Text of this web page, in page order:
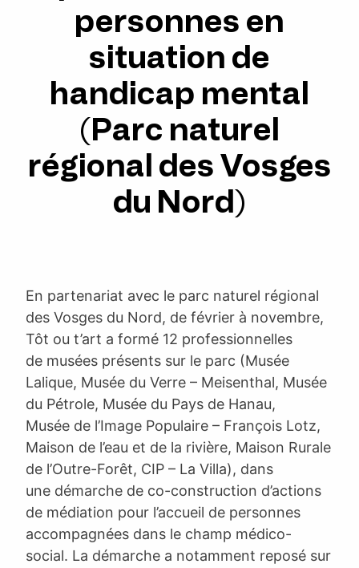
personnes en
situation de
handicap mental
(Parc naturel
régional des Vosges
du Nord)
En partenariat avec le parc naturel régional
des Vosges du Nord, de février à novembre,
Tôt ou t’art a formé 12 professionnelles
de musées présents sur le parc (Musée
Lalique, Musée du Verre – Meisenthal, Musée
du Pétrole, Musée du Pays de Hanau,
Musée de l’Image Populaire – François Lotz,
Maison de l’eau et de la rivière, Maison Rurale
de l’Outre-Forêt, CIP – La Villa), dans
une démarche de co-construction d’actions
de médiation pour l’accueil de personnes
accompagnées dans le champ médico-
social. La démarche a notamment reposé sur